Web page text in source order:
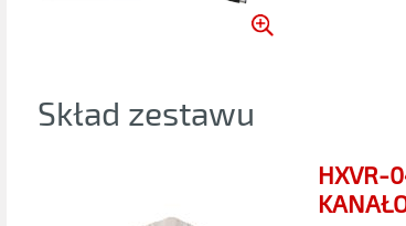
Skład zestawu
HXVR-